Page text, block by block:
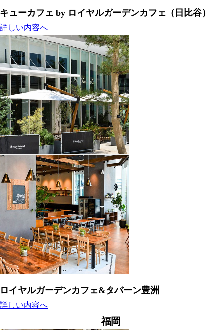
キューカフェ by ロイヤルガーデンカフェ（日比谷）
詳しい内容へ
ロイヤルガーデンカフェ&タバーン豊洲
詳しい内容へ
福岡